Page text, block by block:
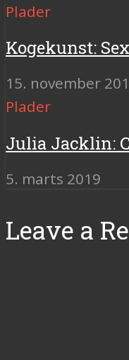
Plader
Kogekunst:
15. november
Plader
Julia Jacklin:
5. marts 2019
Leave a